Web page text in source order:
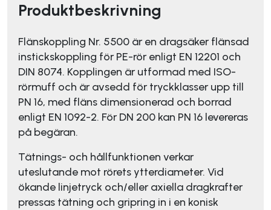
Produktbeskrivning
Flänskoppling Nr. 5500 är en dragsäker flänsad
instickskoppling för PE-rör enligt EN 12201 och
DIN 8074. Kopplingen är utformad med ISO-
rörmuff och är avsedd för tryckklasser upp till
PN 16, med fläns dimensionerad och borrad
enligt EN 1092-2. För DN 200 kan PN 16 levereras
på begäran.
Tätnings- och hållfunktionen verkar
uteslutande mot rörets ytterdiameter. Vid
ökande linjetryck och/eller axiella dragkrafter
pressas tätning och gripring in i en konisk